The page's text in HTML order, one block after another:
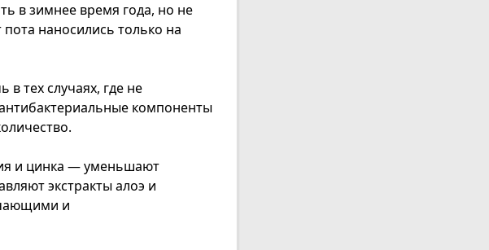
в зимнее время года, но не
наносились только на
тех случаях, где не
компоненты
и цинка — уменьшают
экстракты алоэ и
и